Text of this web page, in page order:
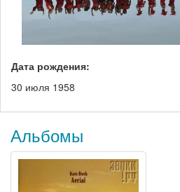
Дата рождения:
30 июля 1958
Альбомы